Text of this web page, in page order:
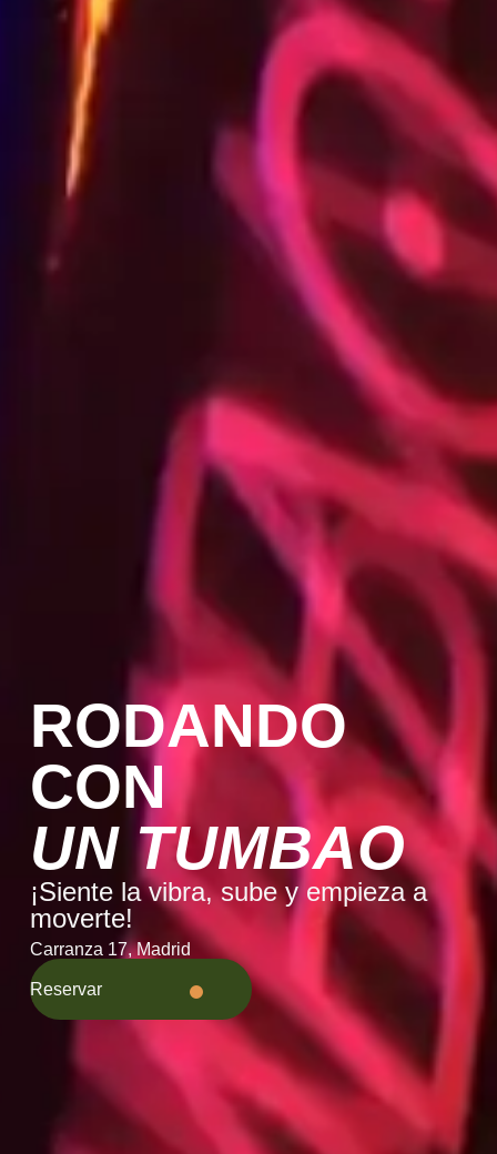
RODANDO
CON
UN TUMBAO
¡Siente la vibra, sube y empieza a
moverte!
Carranza 17, Madrid
Reservar